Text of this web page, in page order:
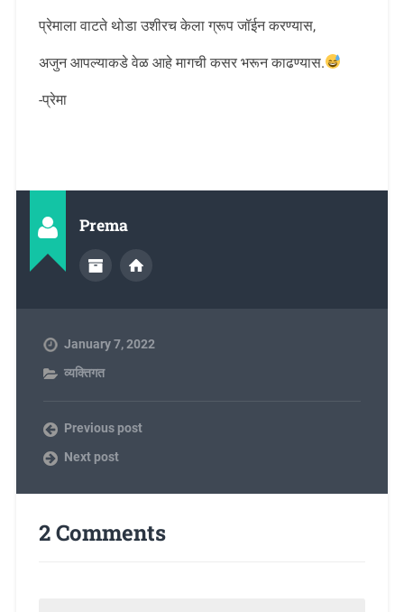
प्रेमाला वाटते थोडा उशीरच केला ग्रूप जॉईन करण्यास,
अजुन आपल्याकडे वेळ आहे मागची कसर भरून काढण्यास.
-प्रेमा
Prema
January 7, 2022
व्यक्तिगत
Previous post
Next post
2 Comments